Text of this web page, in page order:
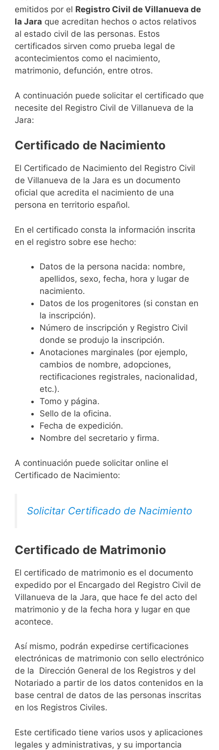
emitidos por el Registro Civil de Villanueva de
la Jara que acreditan hechos o actos relativos
al estado civil de las personas. Estos
certificados sirven como prueba legal de
acontecimientos como el nacimiento,
matrimonio, defunción, entre otros.
A continuación puede solicitar el certificado que
necesite del Registro Civil de Villanueva de la
Jara:
Certificado de Nacimiento
El Certificado de Nacimiento del Registro Civil
de Villanueva de la Jara es un documento
oficial que acredita el nacimiento de una
persona en territorio español.
En el certificado consta la información inscrita
en el registro sobre ese hecho:
Datos de la persona nacida: nombre,
apellidos, sexo, fecha, hora y lugar de
nacimiento.
Datos de los progenitores (si constan en
la inscripción).
Número de inscripción y Registro Civil
donde se produjo la inscripción.
Anotaciones marginales (por ejemplo,
cambios de nombre, adopciones,
rectificaciones registrales, nacionalidad,
etc.).
Tomo y página.
Sello de la oficina.
Fecha de expedición.
Nombre del secretario y firma.
A continuación puede solicitar online el
Certificado de Nacimiento:
Solicitar Certificado de Nacimiento
Certificado de Matrimonio
El certificado de matrimonio es el documento
expedido por el Encargado del Registro Civil de
Villanueva de la Jara, que hace fe del acto del
matrimonio y de la fecha hora y lugar en que
acontece.
Así mismo, podrán expedirse certificaciones
electrónicas de matrimonio con sello electrónico
de la Dirección General de los Registros y del
Notariado a partir de los datos contenidos en la
base central de datos de las personas inscritas
en los Registros Civiles.
Este certificado tiene varios usos y aplicaciones
legales y administrativas, y su importancia